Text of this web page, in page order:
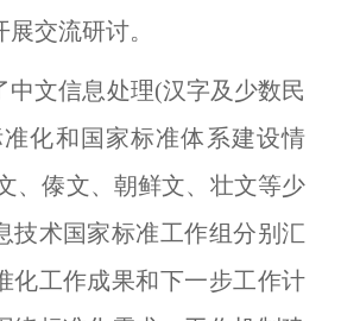
交流研讨。
中文信息处理(汉字及少数民
化和国家标准体系建设情
、傣文、朝鲜文、壮文等少
技术国家标准工作组分别汇
化工作成果和下一步工作计